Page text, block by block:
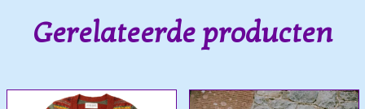
Gerelateerde producten